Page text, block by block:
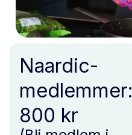
Naardic-
medlemmer:
800 kr